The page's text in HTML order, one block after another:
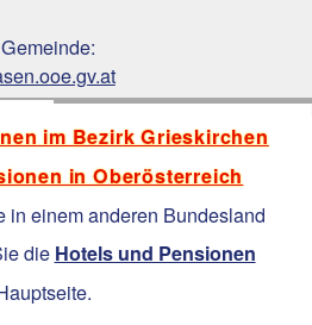
im Bezirk Grieskirchen
in Oberösterreich
in einem anderen Bundesland
die Hotels und Pensionen